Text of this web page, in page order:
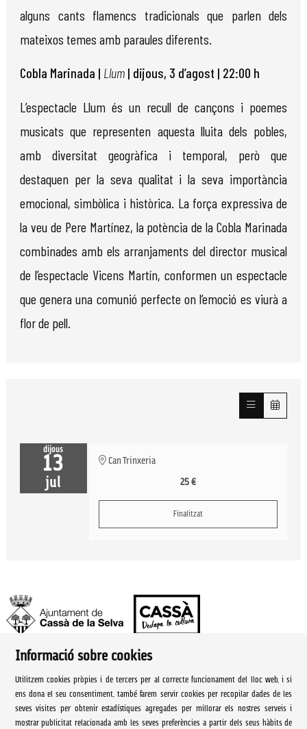
alguns cants flamencs tradicionals que parlen dels
mateixos temes amb paraules diferents.
Cobla Marinada | Llum | dijous, 3 d’agost | 22:00 h
L’espectacle Llum és un recull de cançons i poemes
musicats que representen aquesta lluita dels pobles,
amb diversitat geogràfica i temporal, però que
destaquen per la seva qualitat i la seva importància
emocional, simbòlica i històrica. La força expressiva de
la veu de Pere Martínez, la potència de la Cobla Marinada
combinades amb els arranjaments del director musical
de l’espectacle Vicens Martín, conformen un espectacle
que genera una comunió perfecte on l’emoció es viurà a
flor de pell.
dijous
13
jul
Can Trinxeria
25 €
Finalitzat
Ajuntament de Cassà de la Selva | Àrea de cultura
Rambla Onze de Setembre, 107
Cassà de la Selva Tel. 972 460 005
Informació sobre cookies
Utilitzem cookies pròpies i de tercers per al correcte funcionament del lloc web, i si
ens dona el seu consentiment, també farem servir cookies per recopilar dades de les
seves visites per obtenir estadístiques agregades per millorar els nostres serveis i
mostrar publicitat relacionada amb les seves preferències a partir dels seus hàbits de